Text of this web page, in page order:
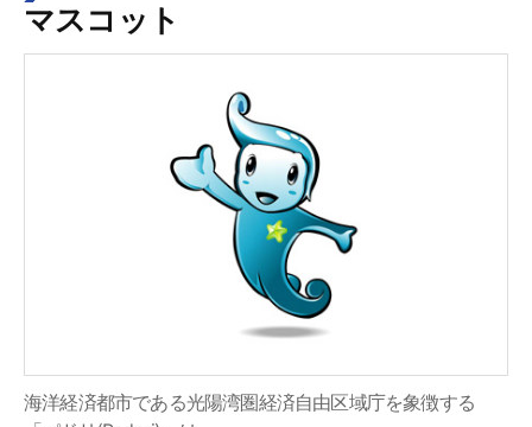
マスコット
海洋経済都市である光陽湾圏経済自由区域庁を象徴する